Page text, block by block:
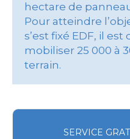
hectare de
Pour atteindre
s’est fixé EDF, il
mobiliser 25 000 à
terrain.
SERVICE